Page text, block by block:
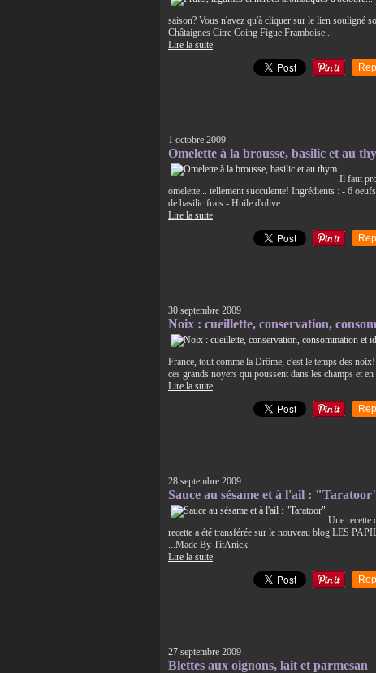
saison? Vous n'avez qu'à cliquer sur le lien souligné
Châtaignes Citre Coing Figue Framboise...
Lire la suite
1 octobre 2009
Omelette à la brousse, basilic et au
Il faut
omelette... tellement succulente! Ingrédients : - 6
de basilic frais - Huile d'olive...
Lire la suite
30 septembre 2009
Noix : cueillette, conservation,
France, tout comme la Drôme, c'est le temps des
ces grands noyers qui poussent dans les champs et
Lire la suite
28 septembre 2009
Sauce au sésame et à l'ail :
Une recette
recette a été transférée sur le nouveau blog LES
...Made By TitAnick
Lire la suite
27 septembre 2009
Blettes aux oignons, lait et parmesan